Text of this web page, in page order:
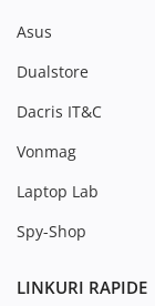
Asus
Dualstore
Dacris IT&C
Vonmag
Laptop Lab
Spy-Shop
LINKURI RAPIDE